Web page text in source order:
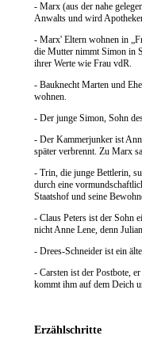
- Marx (aus der nahe
Anwalts und wird
- Marx' Eltern wohnen in
die Mutter nimmt Simon in
ihrer Werte wie Frau vdR.
- Bauknecht Marten und
wohnen.
- Der junge Simon, Sohn
- Der Kammerjunker ist
später verbrennt. Zu Marx
- Trin, die junge Bettlerin,
durch eine
Staatshof und seine
- Claus Peters ist der Sohn
nicht Anne Lene, denn
- Drees-Schneider ist ein
- Carsten ist der Postbote,
kommt ihm auf dem Deich
Erzählschritte